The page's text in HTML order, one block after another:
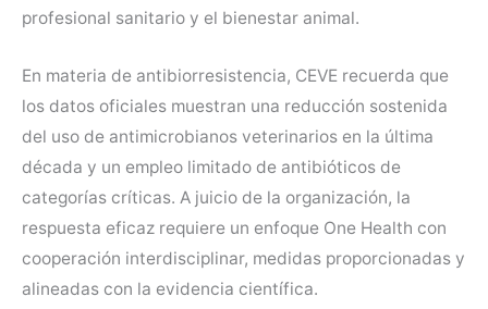
profesional sanitario y el bienestar animal.
En materia de antibiorresistencia, CEVE recuerda que
los datos oficiales muestran una reducción sostenida
del uso de antimicrobianos veterinarios en la última
década y un empleo limitado de antibióticos de
categorías críticas. A juicio de la organización, la
respuesta eficaz requiere un enfoque One Health con
cooperación interdisciplinar, medidas proporcionadas y
alineadas con la evidencia científica.